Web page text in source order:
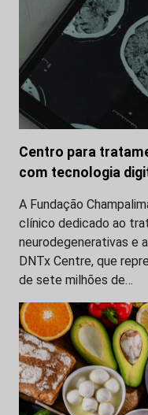
Centro para
com tecnologia
A Fundação
clínico dedicado ao
neurodegenerativas e
DNTx Centre, que
de sete milhões de…